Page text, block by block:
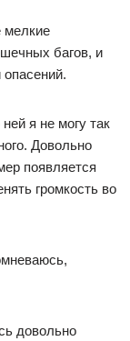
мелкие
багов, и
я не могу так
Довольно
появляется
громкость во
довольно